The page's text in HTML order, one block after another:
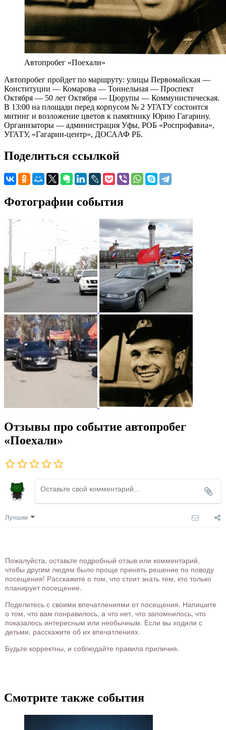
Автопробег «Поехали»
Автопробег пройдет по маршруту: улицы Первомайская —
Конституции — Комарова — Тоннельная — Проспект
Октября — 50 лет Октября — Цюрупы — Коммунистическая.
В 13:00 на площади перед корпусом № 2 УГАТУ состоится
митинг и возложение цветов к памятнику Юрию Гагарину.
Организаторы — администрация Уфы, РОБ «Роспрофавиа»,
УГАТУ, «Гагарин-центр», ДОСААФ РБ.
Поделиться ссылкой
Фотографии события
Отзывы про событие автопробег
«Поехали»
Лучшие
Пожалуйста, оставьте подробный отзыв или комментарий,
чтобы другим людям было проще принять решение по поводу
посещения! Расскажите о том, что стоит знать тем, кто только
планирует посещение.
Поделитесь с своими впечатлениями от посещения. Напишите
о том, что вам понравилось, а что нет, что запомнилось, что
показалось интересным или необычным. Если вы ходили с
детьми, расскажите об их впечатлениях.
Будьте корректны, и соблюдайте правила приличия.
Смотрите также события